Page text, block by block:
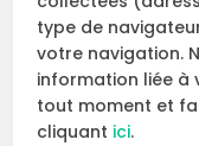
type de
votre navigation.
information liée à
tout moment et
cliquant ici.